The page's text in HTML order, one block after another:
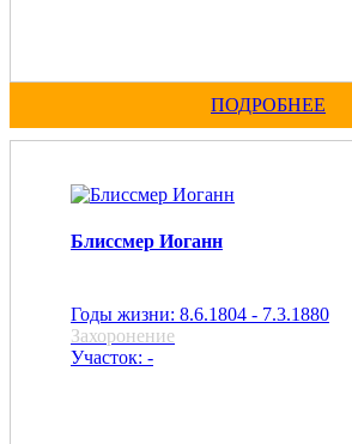
ПОДРОБНЕЕ
Блиссмер Иоганн
Годы жизни: 8.6.1804 - 7.3.1880
Захоронение
Участок: -